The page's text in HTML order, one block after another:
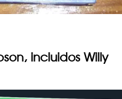
incluidos Willy